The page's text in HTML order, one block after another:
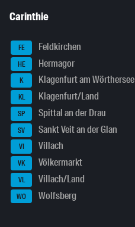
Carinthie
FE Feldkirchen
HE Hermagor
K Klagenfurt am Wörthersee
KL Klagenfurt/Land
SP Spittal an der Drau
SV Sankt Veit an der Glan
VI Villach
VK Völkermarkt
VL Villach/Land
WO Wolfsberg